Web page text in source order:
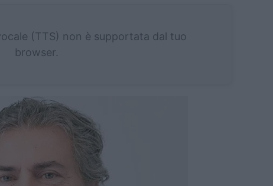
(TTS) non è supportata dal tuo
browser.